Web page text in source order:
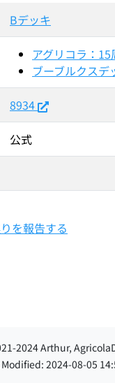
Bデッキ
アグリコラ：
ブーブルクスデ
8934
公式
を報告する
2024Arthur,
2024-08-05